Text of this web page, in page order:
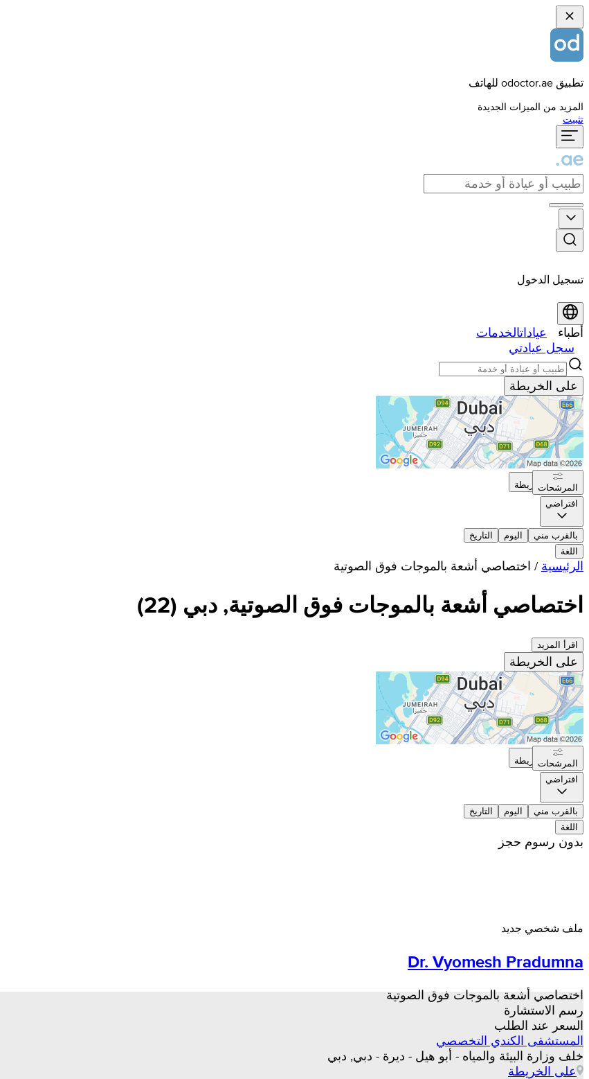
تطبيق odoctor.ae للهاتف
المزيد من الميزات الجديدة
تثبيت
تسجيل الدخول
أطباء عياداتالخدمات
سجل عيادتي
على الخريطة
على الخريطة
المرشحات
افتراضي
بالقرب مني اليوم
التاريخ
اللغة
الرئيسية / اختصاصي أشعة بالموجات فوق الصوتية
اختصاصي أشعة بالموجات فوق الصوتية, دبي (
22
)
اقرأ المزيد
على الخريطة
على الخريطة
المرشحات
افتراضي
بالقرب مني اليوم
التاريخ
اللغة
بدون رسوم حجز
ملف شخصي جديد
Dr. Vyomesh Pradumna
اختصاصي أشعة بالموجات فوق الصوتية
رسم الاستشارة
السعر عند الطلب
المستشفى الكندي التخصصي
خلف وزارة البيئة والمياه - أبو هيل - ديرة - دبي, دبي
على الخريطة